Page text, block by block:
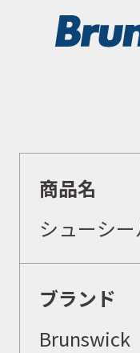
商品名
シューシー
ブランド
Brunswick